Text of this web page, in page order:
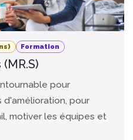
Formation
pour
pour
motiver les équipes et